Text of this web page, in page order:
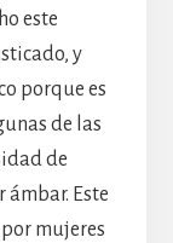
este
y
porque es
de las
de
Este
mujeres